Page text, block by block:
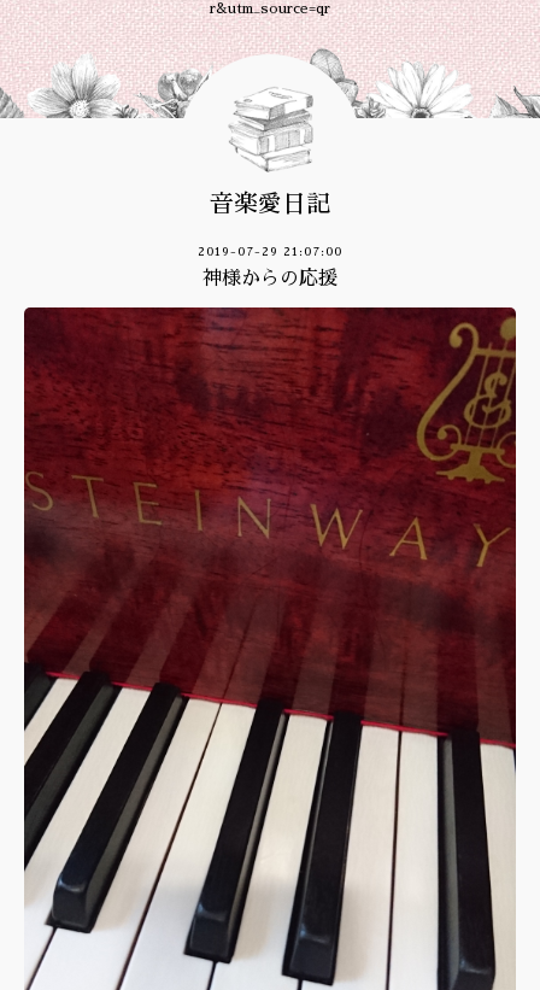
r&utm_source=qr
音楽愛日記
2019-07-29 21:07:00
神様からの応援